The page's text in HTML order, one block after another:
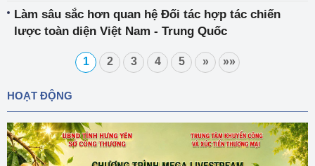
Làm sâu sắc hơn quan hệ Đối tác hợp tác chiến
lược toàn diện Việt Nam - Trung Quốc
1 2 3 4 5 » »»
HOẠT ĐỘNG